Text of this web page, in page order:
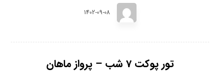
1402-09-08
تور پوکت 7 شب – پرواز ماهان